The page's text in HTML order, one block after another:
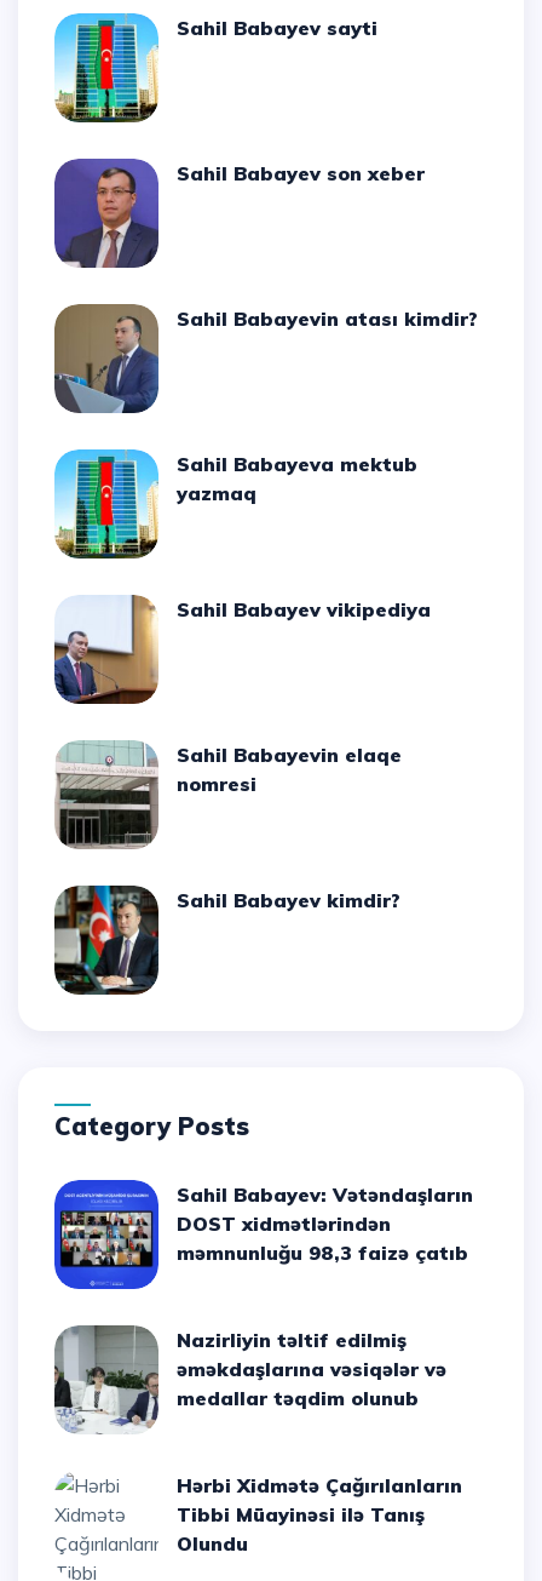
Sahil Babayev sayti
Sahil Babayev son xeber
Sahil Babayevin atası kimdir?
Sahil Babayeva mektub
yazmaq
Sahil Babayev vikipediya
Sahil Babayevin elaqe
nomresi
Sahil Babayev kimdir?
Category Posts
Sahil Babayev: Vətəndaşların
DOST xidmətlərindən
məmnunluğu 98,3 faizə çatıb
Nazirliyin təltif edilmiş
əməkdaşlarına vəsiqələr və
medallar təqdim olunub
Hərbi Xidmətə Çağırılanların
Tibbi Müayinəsi ilə Tanış
Olundu